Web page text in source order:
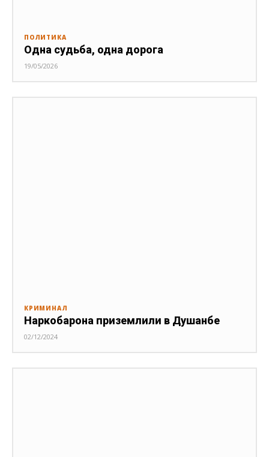
ПОЛИТИКА
Одна судьба, одна дорога
19/05/2026
КРИМИНАЛ
Наркобарона приземлили в Душанбе
02/12/2024